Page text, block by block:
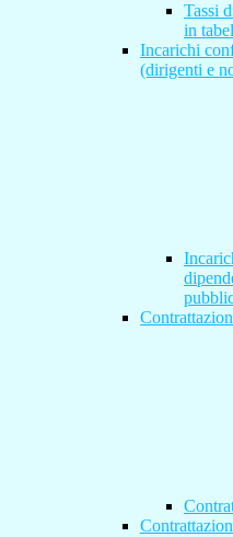
Tassi
in
Incarichi
(dirigenti e